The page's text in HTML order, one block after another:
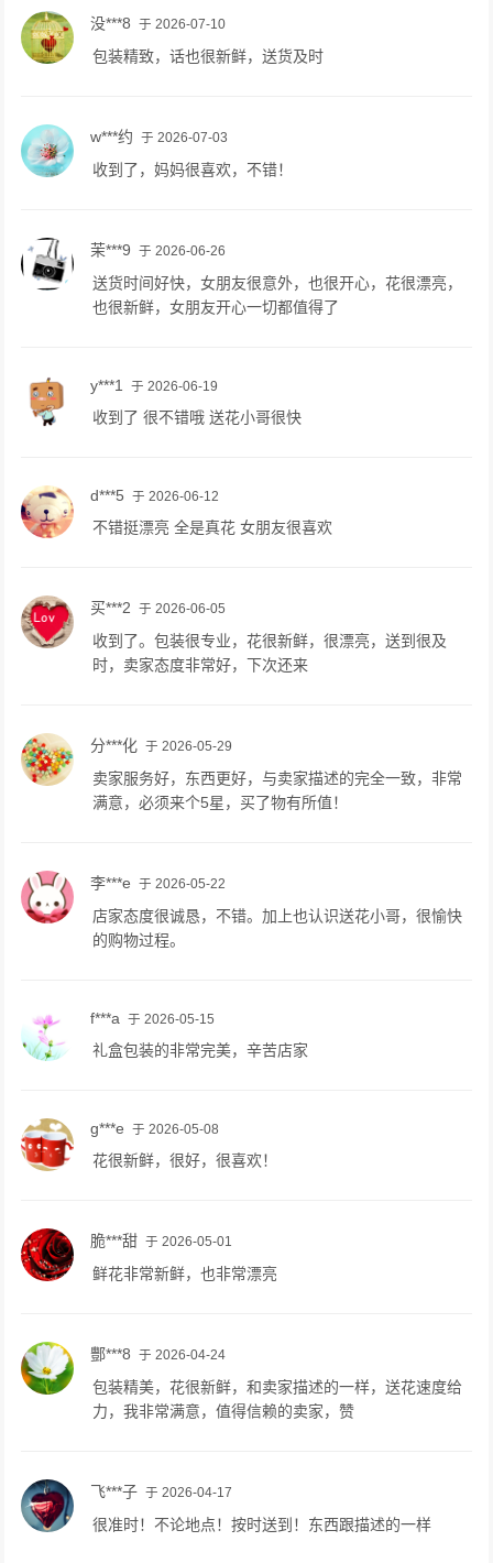
没***8 于 2026-07-10
包装精致，话也很新鲜，送货及时
w***约 于 2026-07-03
收到了，妈妈很喜欢，不错！
茉***9 于 2026-06-26
送货时间好快，女朋友很意外，也很开心，花很漂亮，
也很新鲜，女朋友开心一切都值得了
y***1 于 2026-06-19
收到了 很不错哦 送花小哥很快
d***5 于 2026-06-12
不错挺漂亮 全是真花 女朋友很喜欢
买***2 于 2026-06-05
收到了。包装很专业，花很新鲜，很漂亮，送到很及
时，卖家态度非常好，下次还来
分***化 于 2026-05-29
卖家服务好，东西更好，与卖家描述的完全一致，非常
满意，必须来个5星，买了物有所值！
李***e 于 2026-05-22
店家态度很诚恳，不错。加上也认识送花小哥，很愉快
的购物过程。
f***a 于 2026-05-15
礼盒包装的非常完美，辛苦店家
g***e 于 2026-05-08
花很新鲜，很好，很喜欢！
脆***甜 于 2026-05-01
鲜花非常新鲜，也非常漂亮
酆***8 于 2026-04-24
包装精美，花很新鲜，和卖家描述的一样，送花速度给
力，我非常满意，值得信赖的卖家，赞
飞***子 于 2026-04-17
很准时！不论地点！按时送到！东西跟描述的一样